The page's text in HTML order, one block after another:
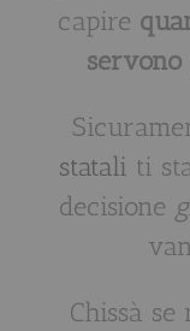
capire
servono
statali ti
decisione
Chissà